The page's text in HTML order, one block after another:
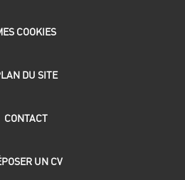
COOKIES
DU SITE
CONTACT
UN CV